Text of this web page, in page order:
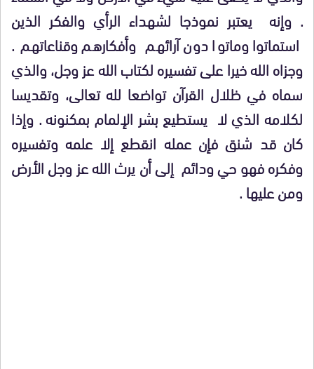
. وإنه يعتبر نموذجا لشهداء الرأي والفكر الذين
استماتوا وماتوا دون آرائهم وأفكارهم وقناعاتهم .
وجزاه الله خيرا على تفسيره لكتاب الله عز وجل، والذي
سماه في ظلال القرآن تواضعا لله تعالى، وتقديسا
لكلامه الذي لا يستطيع بشر الإلمام بمكنونه . وإذا
كان قد شنق فإن عمله انقطع إلا علمه وتفسيره
وفكره فهو حي ودائم إلى أن يرث الله عز وجل الأرض
ومن عليها .